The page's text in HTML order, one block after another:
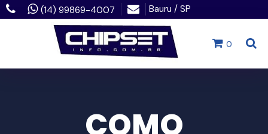
(14) 99869-4007 Bauru / SP
0
COMO